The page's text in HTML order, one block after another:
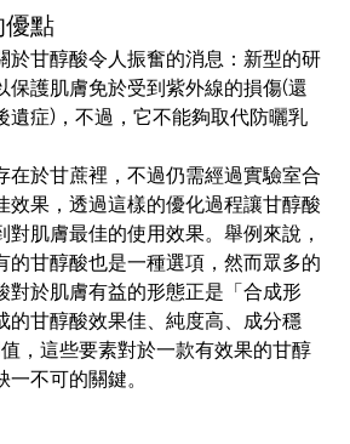
點
於甘醇酸令人振奮的消息：新型的研
保護肌膚免於受到紫外線的損傷(還
遺症)，不過，它不能夠取代防曬乳
在於甘蔗裡，不過仍需經過實驗室合
效果，透過這樣的優化過程讓甘醇酸
肌膚最佳的使用效果。舉例來說，
的甘醇酸也是一種選項，然而眾多的
對於肌膚有益的形態正是「合成形
的甘醇酸效果佳、純度高、成分穩
，這些要素對於一款有效果的甘醇
不可的關鍵。